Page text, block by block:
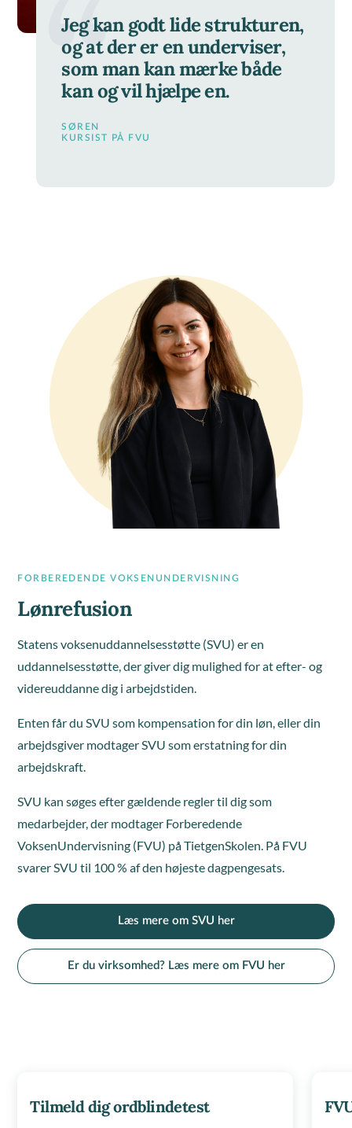
Jeg kan godt lide strukturen,
og at der er en underviser,
som man kan mærke både
kan og vil hjælpe en.
SØREN
KURSIST PÅ FVU
FORBEREDENDE VOKSENUNDERVISNING
Lønrefusion
Statens voksenuddannelsesstøtte (SVU) er en
uddannelsesstøtte, der giver dig mulighed for at efter- og
videreuddanne dig i arbejdstiden.
Enten får du SVU som kompensation for din løn, eller din
arbejdsgiver modtager SVU som erstatning for din
arbejdskraft.
SVU kan søges efter gældende regler til dig som
medarbejder, der modtager Forberedende
VoksenUndervisning (FVU) på TietgenSkolen. På FVU
svarer SVU til 100 % af den højeste dagpengesats.
Læs mere om SVU her
Er du virksomhed? Læs mere om FVU her
Tilmeld dig ordblindetest